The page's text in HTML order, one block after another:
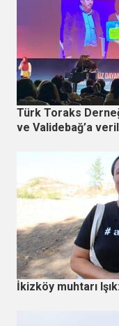
Türk Toraks
ve Validebağ’a
İkizköy muhtarı